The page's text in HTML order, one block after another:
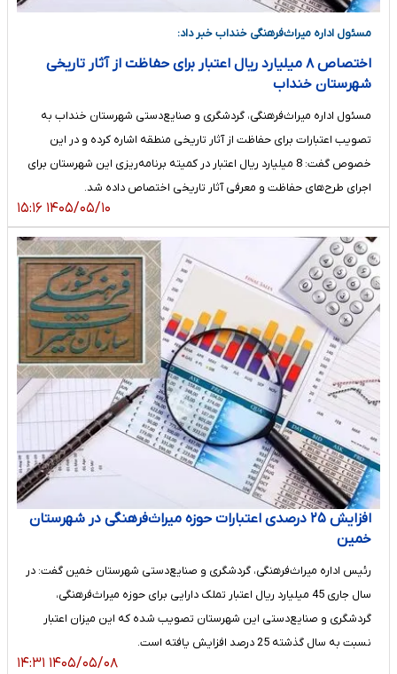
مسئول اداره میراث‌فرهنگی خنداب خبر داد:
اختصاص ۸ میلیارد ریال اعتبار برای حفاظت از آثار تاریخی
شهرستان خنداب
مسئول اداره میراث‌فرهنگی، گردشگری و صنایع‌دستی شهرستان خنداب به
تصویب اعتبارات برای حفاظت از آثار تاریخی منطقه اشاره کرده و در این
خصوص گفت: 8 میلیارد ریال اعتبار در کمیته برنامه‌ریزی این شهرستان برای
اجرای طرح‌های حفاظت و معرفی آثار تاریخی اختصاص داده شد.
۱۴۰۵/۰۵/۱۰ ۱۵:۱۶
افزایش ۲۵ درصدی اعتبارات حوزه میراث‌فرهنگی در شهرستان
خمین
رئیس اداره میراث‌فرهنگی، گردشگری و صنایع‌دستی شهرستان خمین گفت: در
سال جاری 45 میلیارد ریال اعتبار تملک دارایی برای حوزه میراث‌فرهنگی،
گردشگری و صنایع‌دستی این شهرستان تصویب شده که این میزان اعتبار
نسبت به سال گذشته 25 درصد افزایش یافته است.
۱۴۰۵/۰۵/۰۸ ۱۴:۳۱